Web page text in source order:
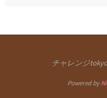
チャレンジ
Powered by